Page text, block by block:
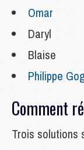
Omar
Daryl
Blaise
Philippe
Comment
Trois solutions